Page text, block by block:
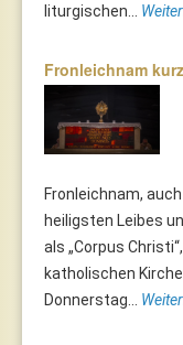
liturgischen...
Fronleichnam
Fronleichnam,
heiligsten Leibes
als „Corpus
katholischen
Donnerstag...